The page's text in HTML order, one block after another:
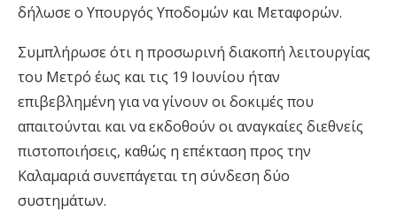
δήλωσε ο Υπουργός Υποδομών και Μεταφορών.
Συμπλήρωσε ότι η προσωρινή διακοπή λειτουργίας
του Μετρό έως και τις 19 Ιουνίου ήταν
επιβεβλημένη για να γίνουν οι δοκιμές που
απαιτούνται και να εκδοθούν οι αναγκαίες διεθνείς
πιστοποιήσεις, καθώς η επέκταση προς την
Καλαμαριά συνεπάγεται τη σύνδεση δύο
συστημάτων.